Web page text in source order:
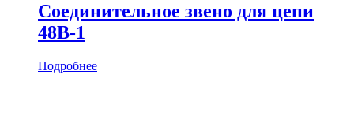
Соединительное звено для цепи
48B-1
Подробнее